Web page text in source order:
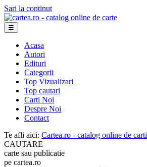
Sari la continut
☰
Acasa
Autori
Edituri
Categorii
Top Vizualizari
Top cautari
Carti Noi
Despre Noi
Contact
Te afli aici: Cartea.ro - catalog online de carti
CAUTARE
carte sau publicatie
pe cartea.ro